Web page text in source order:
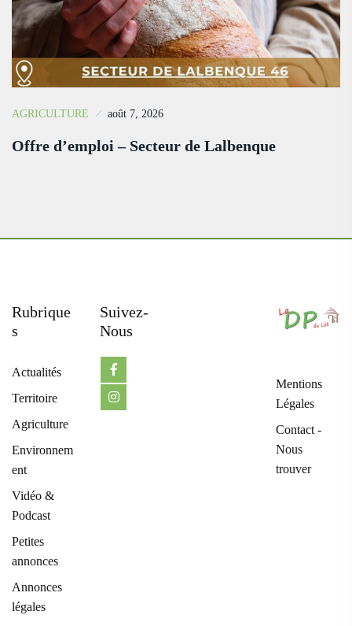
AGRICULTURE août 7, 2026
Offre d’emploi – Secteur de Lalbenque
Rubrique
S
Actualités
Territoire
Agriculture
Environnem
ent
Vidéo &
Podcast
Petites
annonces
Annonces
légales
Suivez-
Nous
Mentions
Légales
Contact -
Nous
trouver